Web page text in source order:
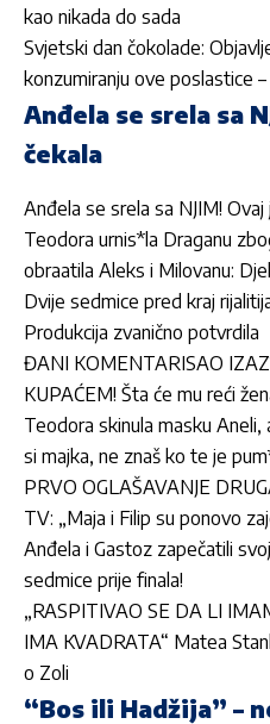
kao nikada do sada
Svjetski dan čokolade:
konzumiranju ove poslastice
Anđela se srela sa
čekala
Anđela se srela sa NJIM!
Teodora urnis*la Draganu
obraatila Aleks i Milovanu:
Dvije sedmice pred kraj
Produkcija zvanično potvrdila
ĐANI KOMENTARISAO
KUPAĆEM! Šta će mu reći
Teodora skinula masku Aneli,
si majka, ne znaš ko te je
PRVO OGLAŠAVANJE
TV: „Maja i Filip su ponovo
Anđela i Gastoz zapečatili
sedmice prije finala!
„RASPITIVAO SE DA LI
IMA KVADRATA“ Matea
o Zoli
“Bos ili Hadžija” –